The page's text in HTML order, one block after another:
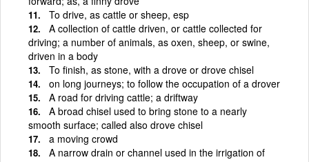
To drive, as cattle or sheep, esp
A collection of cattle driven, or cattle collected for
driving; a number of animals, as oxen, sheep, or swine,
driven in a body
To finish, as stone, with a drove or drove chisel
on long journeys; to follow the occupation of a drover
A road for driving cattle; a driftway
A broad chisel used to bring stone to a nearly
smooth surface; called also drove chisel
a moving crowd
A narrow drain or channel used in the irrigation of